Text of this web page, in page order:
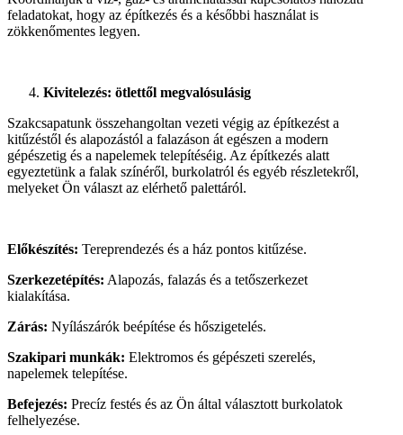
feladatokat, hogy az építkezés és a későbbi használat is
zökkenőmentes legyen.
Kivitelezés: ötlettől megvalósulásig
Szakcsapatunk összehangoltan vezeti végig az építkezést a
kitűzéstől és alapozástól a falazáson át egészen a modern
gépészetig és a napelemek telepítéséig. Az építkezés alatt
egyeztetünk a falak színéről, burkolatról és egyéb részletekről,
melyeket Ön választ az elérhető palettáról.
Előkészítés: Tereprendezés és a ház pontos kitűzése.
Szerkezetépítés: Alapozás, falazás és a tetőszerkezet
kialakítása.
Zárás: Nyílászárók beépítése és hőszigetelés.
Szakipari munkák: Elektromos és gépészeti szerelés,
napelemek telepítése.
Befejezés: Precíz festés és az Ön által választott burkolatok
felhelyezése.